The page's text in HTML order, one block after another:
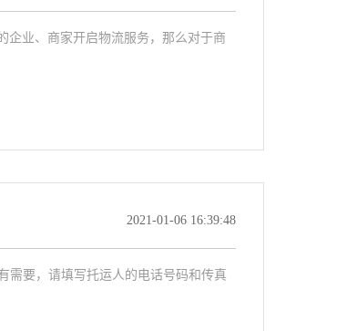
企业、商家开启物流服务，那么对于商
2021-01-06 16:39:48
需要，请填写托运人的电话号码和传真